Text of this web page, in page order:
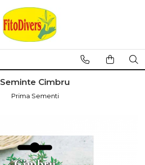
Seminte Cimbru
Prima Sementi